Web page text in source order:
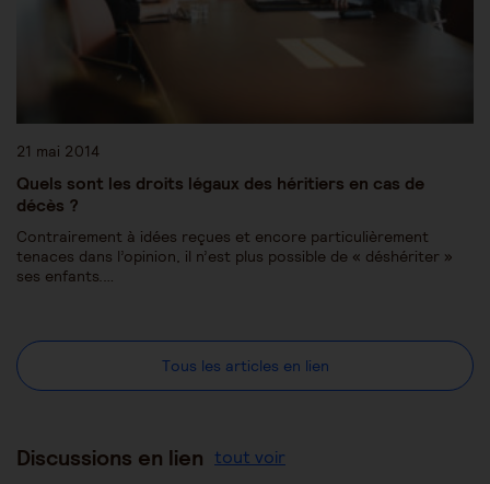
21 mai 2014
Quels sont les droits légaux des héritiers en cas de
décès ?
Contrairement à idées reçues et encore particulièrement
tenaces dans l’opinion, il n’est plus possible de « déshériter »
ses enfants.…
Tous les articles en lien
Discussions en lien tout voir